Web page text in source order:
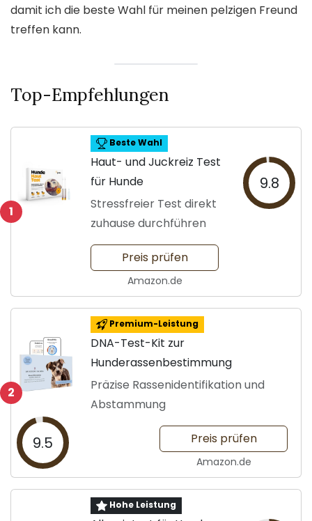
damit ich die beste Wahl für meinen pelzigen Freund
treffen kann.
Top-Empfehlungen
1
Beste Wahl
Haut- und Juckreiz Test
für Hunde
Stressfreier Test direkt
zuhause durchführen
9.8
Preis prüfen
Amazon.de
2
Premium-Leistung
DNA-Test-Kit zur
Hunderassenbestimmung
Präzise Rassenidentifikation und
Abstammung
9.5 Preis prüfen
Amazon.de
Hohe Leistung